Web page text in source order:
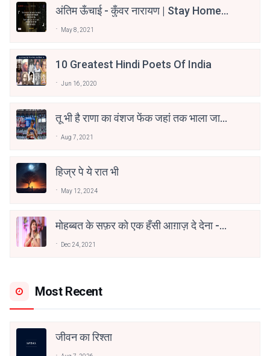
अंतिम ऊँचाई - कुँवर नारायण | Stay Home
May 8, 2021
10 Greatest Hindi Poets Of India
Jun 16, 2020
तू भी है राणा का वंशज फेंक जहां तक भाला जाए:
Aug 7, 2021
हिज्र पे ये रात भी
May 12, 2024
मोहब्बत के सफ़र को एक हँसी आग़ाज़ दे देना -
Dec 24, 2021
Most Recent
जीवन का रिश्ता